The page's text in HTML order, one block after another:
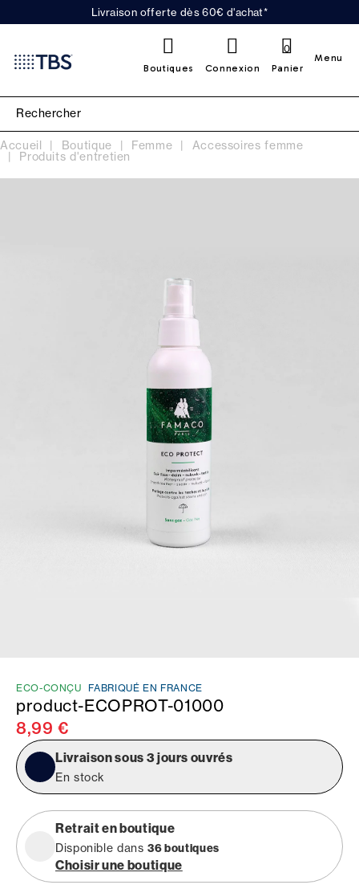
Livraison offerte dès 60€ d'achat*
Boutiques Connexion Panier
0
Menu
Accueil Boutique Femme Accessoires femme
Produits d'entretien
ECO-CONÇU FABRIQUÉ EN FRANCE
product-ECOPROT-01000
8,99 €
Livraison sous 3 jours ouvrés
En stock
Retrait en boutique
Disponible dans36 boutiques
Choisir une boutique